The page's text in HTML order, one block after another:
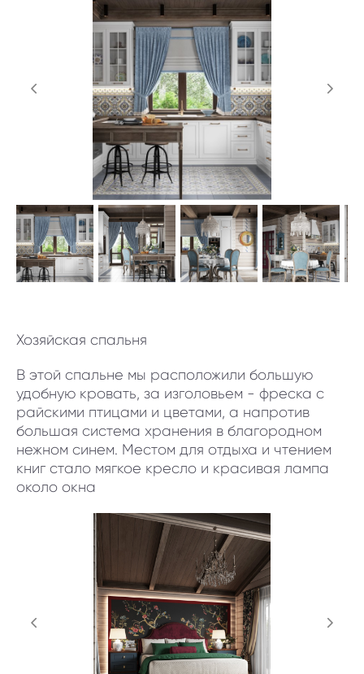
Хозяйская спальня
В этой спальне мы расположили большую
удобную кровать, за изголовьем - фреска с
райскими птицами и цветами, а напротив
большая система хранения в благородном
нежном синем. Местом для отдыха и чтением
книг стало мягкое кресло и красивая лампа
около окна